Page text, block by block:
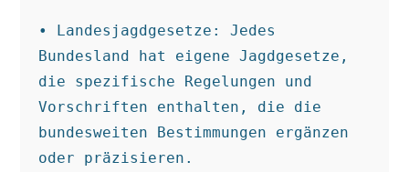
• Landesjagdgesetze: Jedes
Bundesland hat eigene Jagdgesetze,
die spezifische Regelungen und
Vorschriften enthalten, die die
bundesweiten Bestimmungen ergänzen
oder präzisieren.